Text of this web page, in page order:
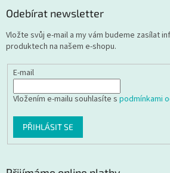
Odebírat newsletter
Vložte svůj e-mail a my vám budeme zasílat
produktech na našem e-shopu.
E-mail
Vložením e-mailu souhlasíte s podmínkami
PŘIHLÁSIT SE